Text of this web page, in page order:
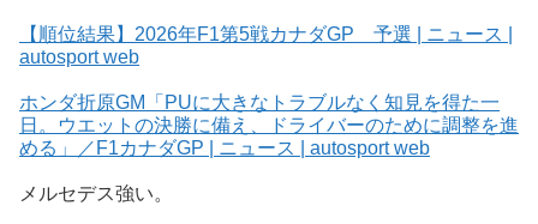
【順位結果】2026年F1第5戦カナダGP 予選 | ニュース |
autosport web
ホンダ折原GM「PUに大きなトラブルなく知見を得た一
日。ウエットの決勝に備え、ドライバーのために調整を進
める」／F1カナダGP | ニュース | autosport web
メルセデス強い。